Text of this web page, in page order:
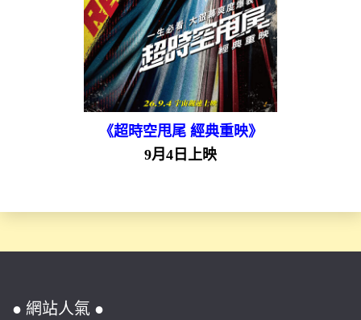
《超時空甩尾 經典重映》
9月4日上映
● 網站人氣 ●